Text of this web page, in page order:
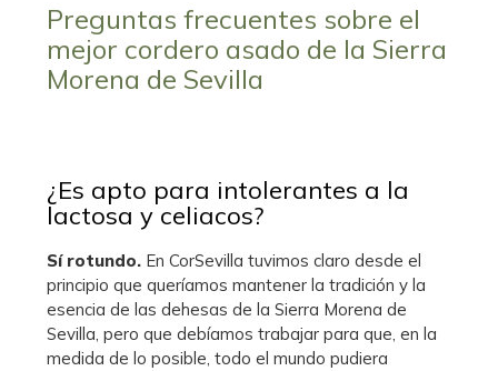
Preguntas frecuentes sobre el
mejor cordero asado de la Sierra
Morena de Sevilla
¿Es apto para intolerantes a la
lactosa y celiacos?
Sí rotundo. En CorSevilla tuvimos claro desde el
principio que queríamos mantener la tradición y la
esencia de las dehesas de la Sierra Morena de
Sevilla, pero que debíamos trabajar para que, en la
medida de lo posible, todo el mundo pudiera